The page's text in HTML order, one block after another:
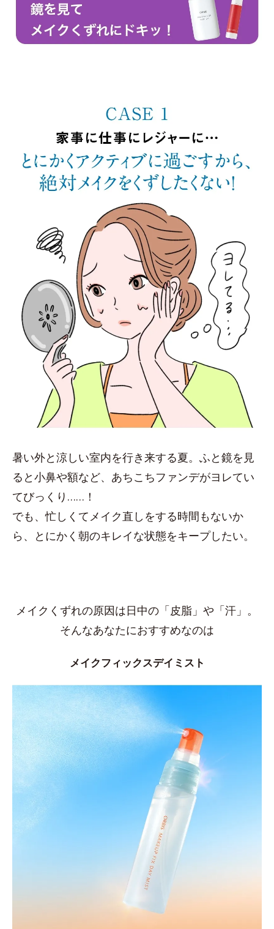
暑い外と涼しい室内を行き来する夏。ふと鏡を見
ると小鼻や額など、あちこちファンデがヨレてい
てびっくり……！
でも、忙しくてメイク直しをする時間もないか
ら、とにかく朝のキレイな状態をキープしたい。
メイクくずれの原因は日中の「皮脂」や「汗」。
そんなあなたにおすすめなのは
メイクフィックスデイミスト